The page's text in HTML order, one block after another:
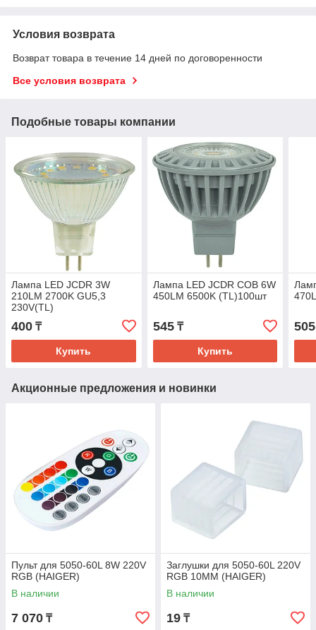
Условия возврата
Возврат товара в течение 14 дней по договоренности
Все условия возврата
Подобные товары компании
Лампа LED JCDR 3W
210LM 2700K GU5,3
230V(TL)
400 ₸
Купить
Лампа LED JCDR COB 6W
450LM 6500K (TL)100шт
545₸
Купить
505
Акционные предложения и новинки
Пульт для 5050-60L 8W 220V
RGB (HAIGER)
В наличии
7 070 ₸
Заглушки для 5050-60L 220V
RGB 10ММ (HAIGER)
В наличии
19 ₸